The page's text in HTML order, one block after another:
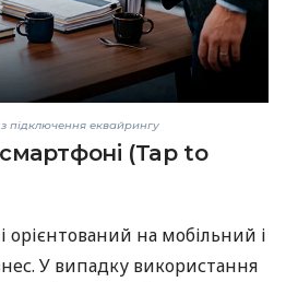
підключення еквайрингу
(Tap to
орієнтований на мобільний і
У випадку використання